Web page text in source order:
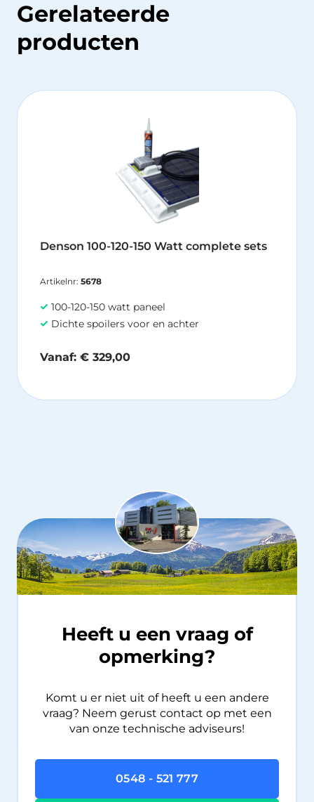
Gerelateerde
producten
Denson 100-120-150 Watt complete sets
Artikelnr: 5678
100-120-150 watt paneel
Dichte spoilers voor en achter
Vanaf: € 329,00
Heeft u een vraag of
opmerking?
Komt u er niet uit of heeft u een andere
vraag? Neem gerust contact op met een
van onze technische adviseurs!
0548 - 521 777